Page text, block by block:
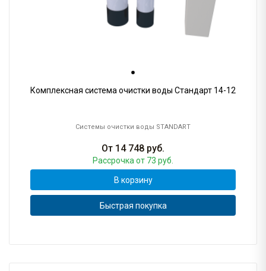
Комплексная система очистки воды Стандарт 14-12
Системы очистки воды STANDART
От 14 748 руб.
Рассрочка от 73 руб.
В корзину
Быстрая покупка